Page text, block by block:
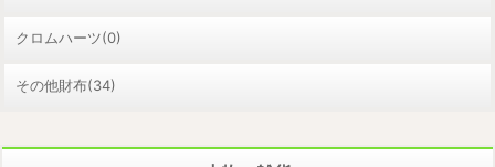
クロムハーツ(0)
その他財布(34)